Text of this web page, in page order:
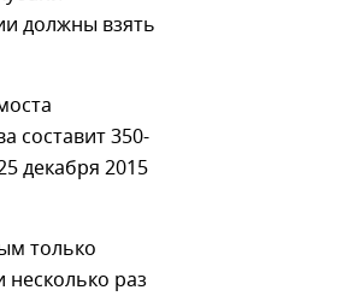
должны взять
составит 350-
декабря 2015
только
раз